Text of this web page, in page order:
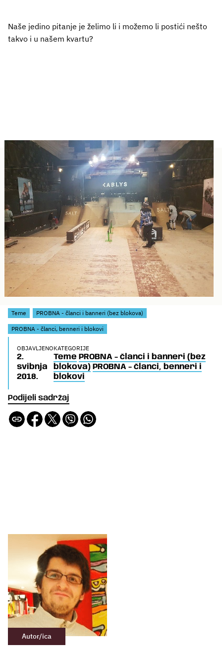
Podijeli sadržaj
Autor/ica
Naše jedino pitanje je želimo li i možemo li postići nešto
takvo i u našem kvartu?
Teme PROBNA - članci i banneri (bez blokova)
PROBNA - članci, benneri i blokovi
OBJAVLJENO
2.
svibnja
2018.
KATEGORIJE
Teme PROBNA - članci i banneri (bez
blokova) PROBNA - članci, benneri i
blokovi